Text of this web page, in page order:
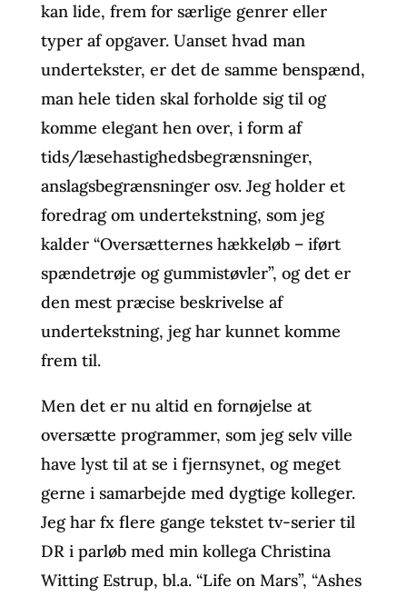
kan lide, frem for særlige genrer eller
typer af opgaver. Uanset hvad man
undertekster, er det de samme benspænd,
man hele tiden skal forholde sig til og
komme elegant hen over, i form af
tids/læsehastighedsbegrænsninger,
anslagsbegrænsninger osv. Jeg holder et
foredrag om undertekstning, som jeg
kalder “Oversætternes hækkeløb – iført
spændetrøje og gummistøvler”, og det er
den mest præcise beskrivelse af
undertekstning, jeg har kunnet komme
frem til.
Men det er nu altid en fornøjelse at
oversætte programmer, som jeg selv ville
have lyst til at se i fjernsynet, og meget
gerne i samarbejde med dygtige kolleger.
Jeg har fx flere gange tekstet tv-serier til
DR i parløb med min kollega Christina
Witting Estrup, bl.a. “Life on Mars”, “Ashes